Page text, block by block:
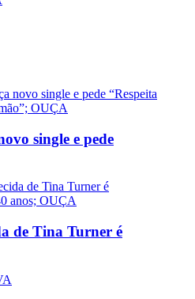
single e pede
de Tina Turner é